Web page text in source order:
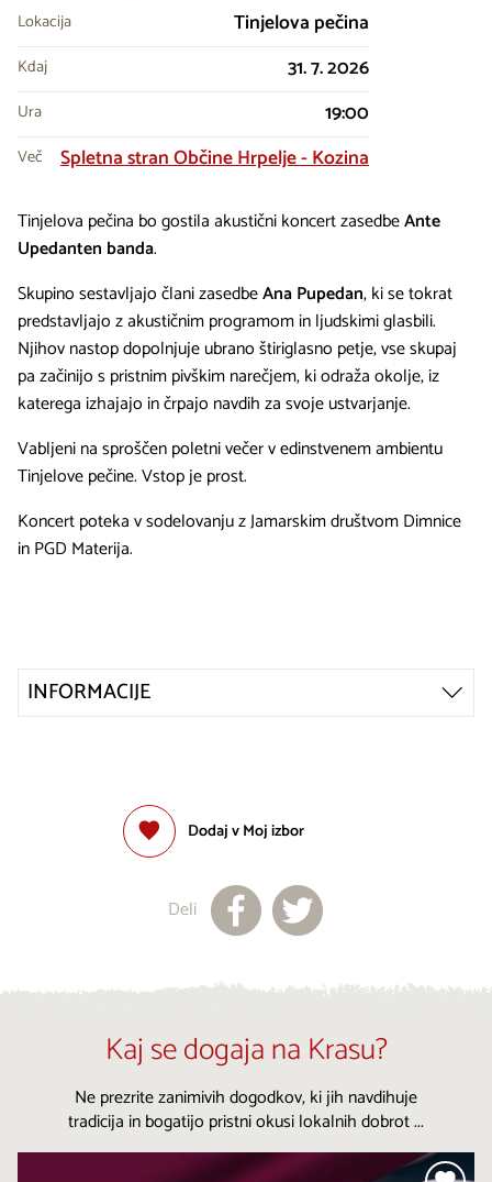
Lokacija Tinjelova pečina
Kdaj 31. 7. 2026
Ura 19:00
Več Spletna stran Občine Hrpelje - Kozina
Tinjelova pečina bo gostila akustični koncert zasedbeAnte
Upedanten banda.
Skupino sestavljajo člani zasedbeAna Pupedan, ki se tokrat
predstavljajo z akustičnim programom in ljudskimi glasbili.
Njihov nastop dopolnjuje ubrano štiriglasno petje, vse skupaj
pa začinijo s pristnim pivškim narečjem, ki odraža okolje, iz
katerega izhajajo in črpajo navdih za svoje ustvarjanje.
Vabljeni na sproščen poletni večer v edinstvenem ambientu
Tinjelove pečine. Vstop je prost.
Koncert poteka v sodelovanju z Jamarskim društvom Dimnice
in PGD Materija.
INFORMACIJE
Dodaj v Moj izbor
Deli
Kaj se dogaja na Krasu?
Ne prezrite zanimivih dogodkov, ki jih navdihuje
tradicija in bogatijo pristni okusi lokalnih dobrot ...